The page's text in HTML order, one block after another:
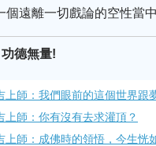
遠離一切戲論的空性當
德無量!
上師：我們眼前的這個世界跟
上師：你有沒有去求灌頂？
上師：成佛時的領悟，今生恍